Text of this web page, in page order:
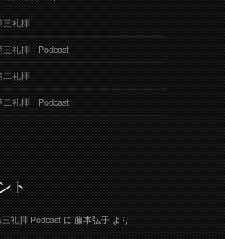
三礼拝
三礼拝 Podcast
二礼拝
二礼拝 Podcast
ト
礼拝 Podcastに藤本弘子より